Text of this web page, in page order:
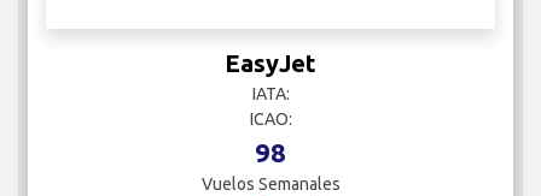
EasyJet
IATA:
ICAO:
98
Vuelos Semanales